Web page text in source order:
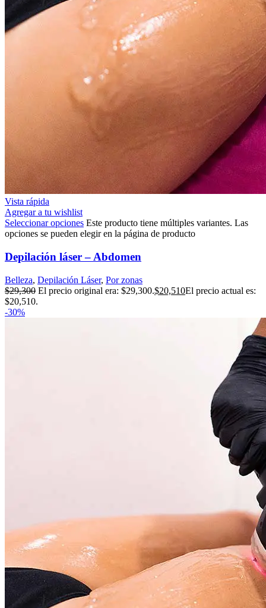
Vista rápida
Agregar a tu wishlist
Seleccionar opciones Este producto tiene múltiples variantes. Las
opciones se pueden elegir en la página de producto
Depilación láser – Abdomen
Belleza, Depilación Láser, Por zonas
$29,300 El precio original era: $29,300.$20,510El precio actual es:
$20,510.
-30%